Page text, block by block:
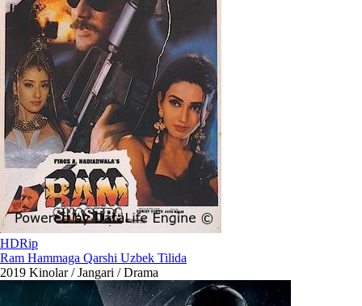
HDRip
Ram Hammaga Qarshi Uzbek Tilida
2019 Kinolar / Jangari / Drama